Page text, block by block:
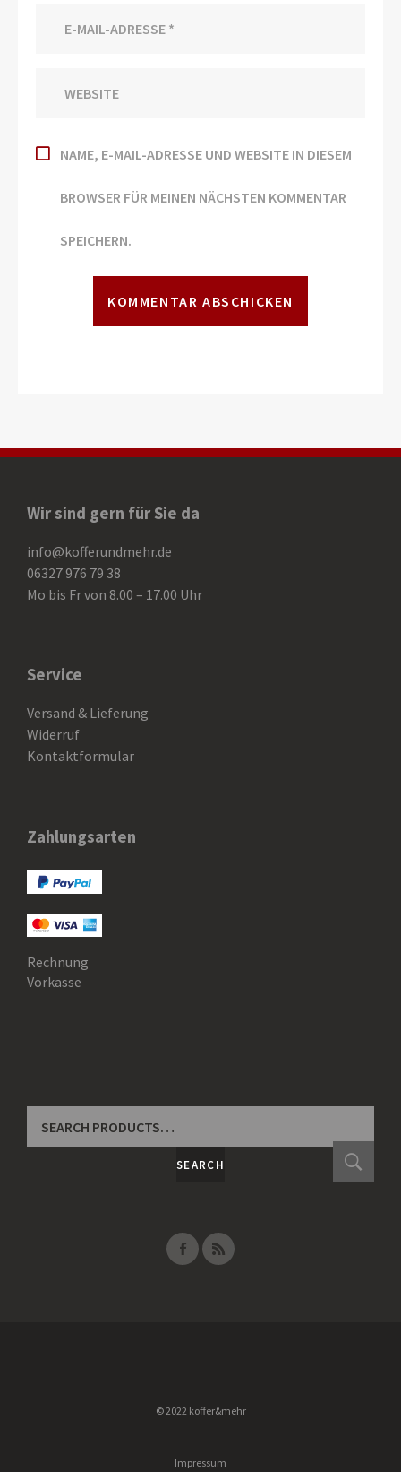
NAME, E-MAIL-ADRESSE UND WEBSITE IN DIESEM
BROWSER FÜR MEINEN NÄCHSTEN KOMMENTAR
SPEICHERN.
Wir sind gern für Sie da
info@kofferundmehr.de
06327 976 79 38
Mo bis Fr von 8.00 – 17.00 Uhr
Service
Versand & Lieferung
Widerruf
Kontaktformular
Zahlungsarten
Rechnung
Vorkasse
SEARCH
FOR:
SEARCH
© 2022 koffer&mehr
Impressum